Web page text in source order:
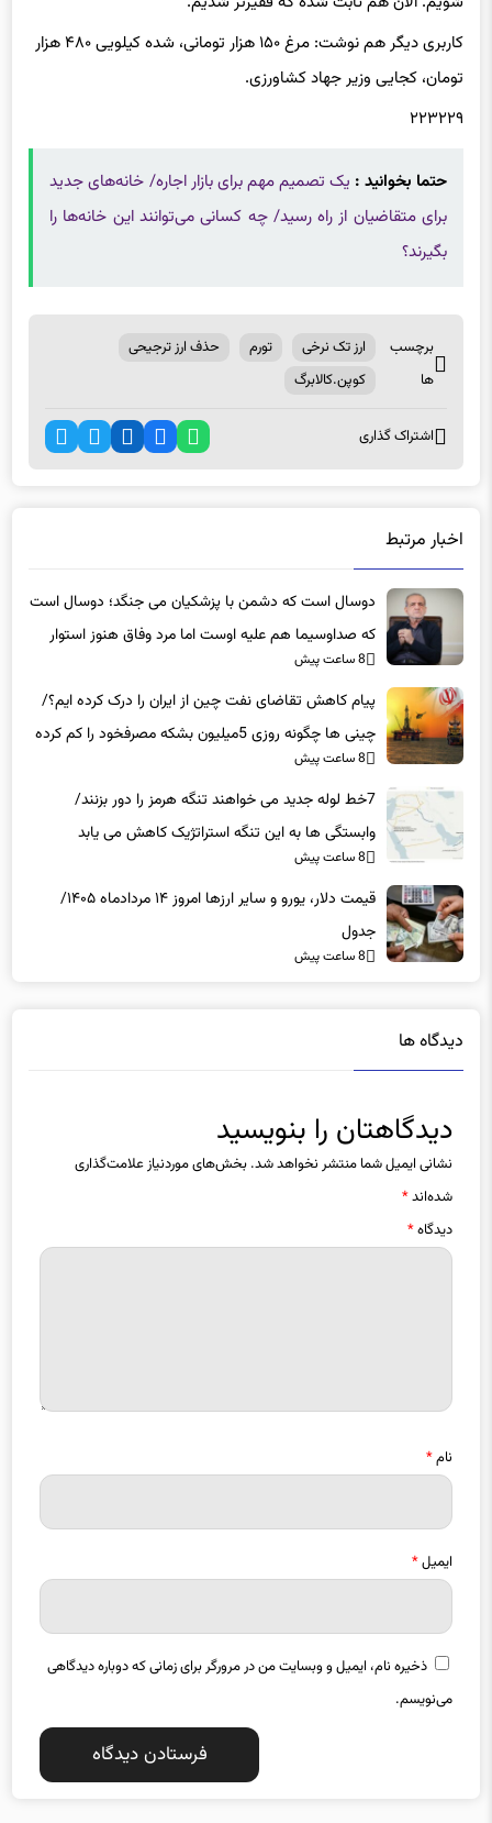
تومان، کجایی وزیر جهاد کشاورزی.
۲۲۳۲۲۹
برای متقاضیان از راه رسید/ چه کسانی می‌توانند این خانه‌ها را
بگیرند؟
ها
کوپن.کالابرگ
که صداوسیما هم علیه اوست اما مرد وفاق هنوز استوار
است
پیام کاهش تقاضای نفت چین از ایران را درک کرده ایم؟/
چینی ها چگونه روزی 5میلیون بشکه مصرفخود را کم کرده
اند؟
8 ساعت پیش
7خط لوله جدید می خواهند تنگه هرمز را دور بزنند/
وابستگی ها به این تنگه استراتژیک کاهش می یابد
جدول
8 ساعت پیش
نشانی ایمیل شما منتشر نخواهد شد.بخش‌های موردنیاز علامت‌گذاری
شده‌اند*
دیدگاه*
ایمیل*
ذخیره نام، ایمیل و وبسایت من در مرورگر برای زمانی که دوباره دیدگاهی
می‌نویسم.